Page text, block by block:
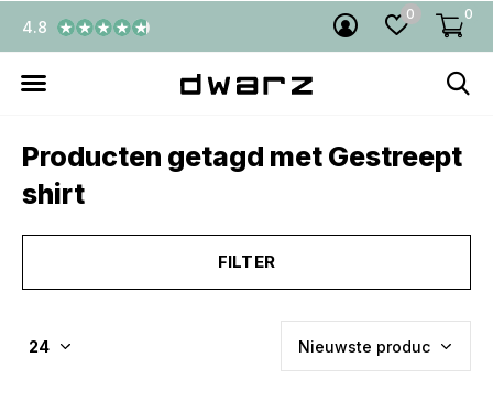
0 0
4.8
Producten getagd met Gestreept
shirt
FILTER